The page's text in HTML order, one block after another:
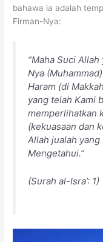
bahawa ia adalah
Firman-Nya:
“Maha Suci
Nya
Haram (di
yang telah Kami
memperlihatkan
(kekuasaan dan
Allah jualah yang
Mengetahui.”
(Surah al-Isra’: 1)